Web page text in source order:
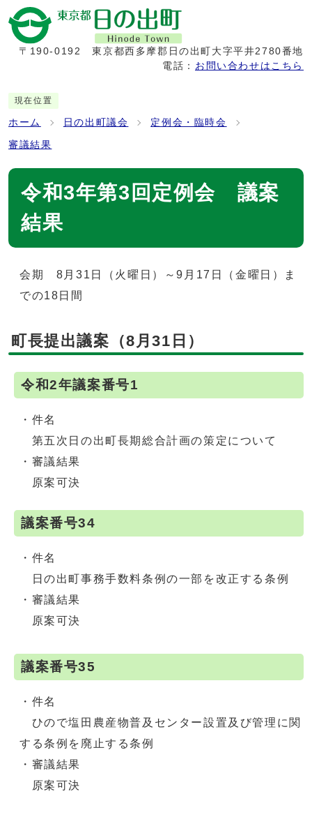
〒190-0192
東京都西多摩郡日の出町大字平井2780番地
電話： お問い合わせはこちら
現在位置
ホーム 日の出町議会 定例会・臨時会
審議結果
令和3年第3回定例会 議案
結果
会期 8月31日（火曜日）～9月17日（金曜日）ま
での18日間
町長提出議案（8月31日）
令和2年議案番号1
・件名
第五次日の出町長期総合計画の策定について
・審議結果
原案可決
議案番号34
・件名
日の出町事務手数料条例の一部を改正する条例
・審議結果
原案可決
議案番号35
・件名
ひので塩田農産物普及センター設置及び管理に関
する条例を廃止する条例
・審議結果
原案可決